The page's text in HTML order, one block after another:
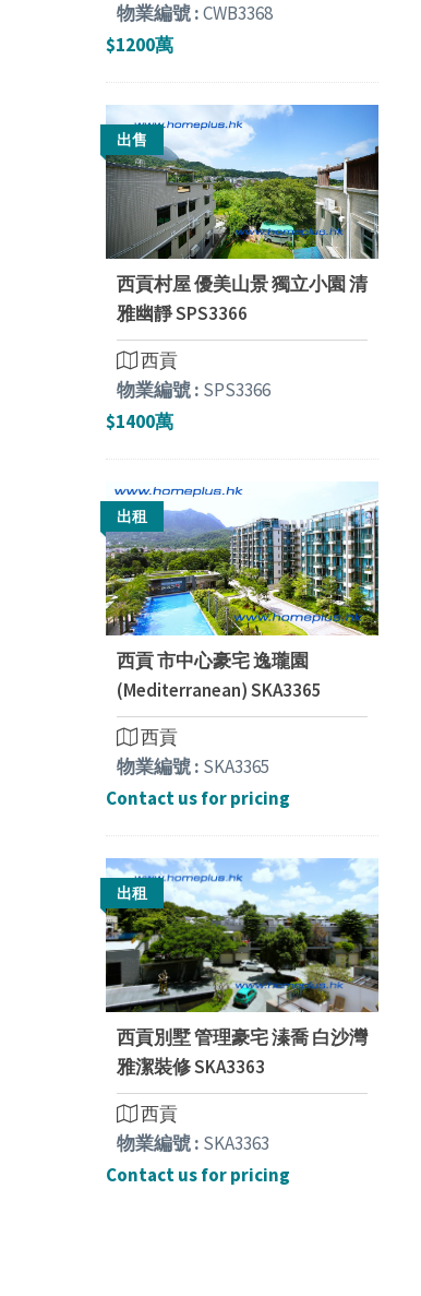
物業編號 :CWB3368
$1200萬
出售
西貢村屋 優美山景 獨立小園 清
雅幽靜 SPS3366
西貢
物業編號 : SPS3366
$1400萬
出租
西貢 市中心豪宅 逸瓏園
(Mediterranean) SKA3365
西貢
物業編號 : SKA3365
Contact us for pricing
出租
西貢別墅 管理豪宅 溱喬 白沙灣
雅潔裝修 SKA3363
西貢
物業編號 : SKA3363
Contact us for pricing